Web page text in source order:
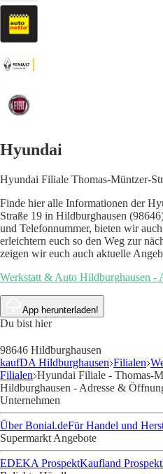
Hyundai
Hyundai Filiale Thomas-Müntzer-
Finde hier alle Informationen der
Straße 19 in Hildburghausen
und Telefonnummer, bieten wir
erleichtern euch so den Weg zur
zeigen wir euch auch aktuelle
Werkstatt & Auto Hildburghausen -
App herunterladen!
Du bist hier
98646 Hildburghausen
kaufDA Hildburghausen Filialen
Filialen Hyundai Filiale - Thomas-
Hildburghausen - Adresse &
Unternehmen
Über Bonial.deFür Handel und
Supermarkt Angebote
EDEKA ProspektKaufland Prospekt